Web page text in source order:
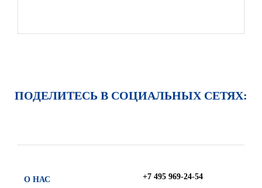
ПОДЕЛИТЕСЬ В СОЦИАЛЬНЫХ СЕТЯХ:
О НАС
+7 495 969-24-54